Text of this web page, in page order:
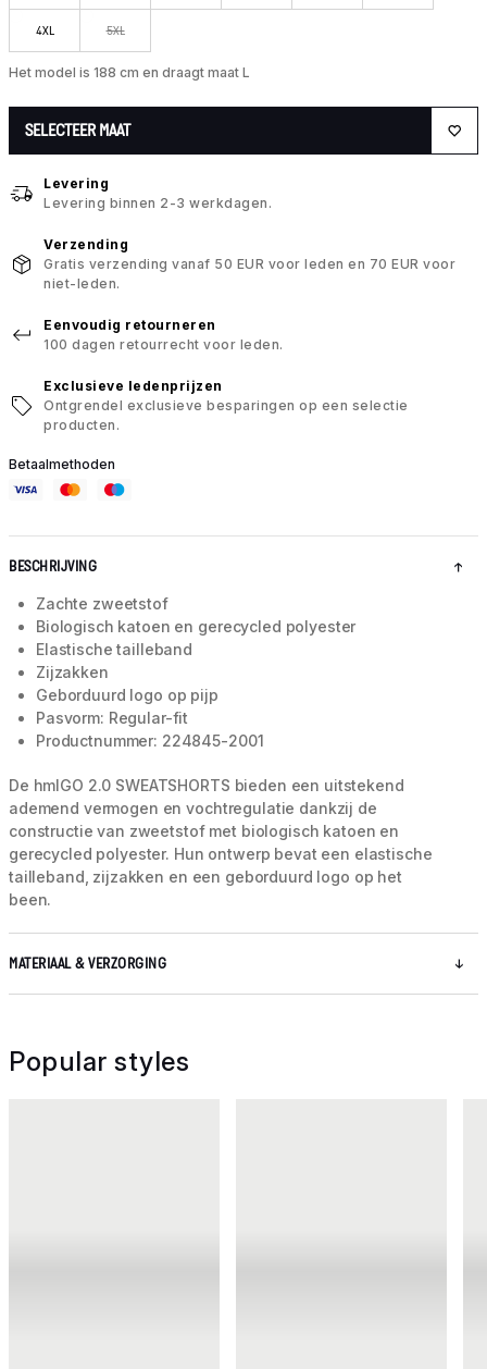
4XL 5XL
Het model is 188 cm en draagt maat L
SELECTEER MAAT
Levering
Levering binnen 2-3 werkdagen.
Verzending
Gratis verzending vanaf 50 EUR voor leden en 70 EUR voor
niet-leden.
Eenvoudig retourneren
100 dagen retourrecht voor leden.
Exclusieve ledenprijzen
Ontgrendel exclusieve besparingen op een selectie
producten.
Betaalmethoden
BESCHRIJVING
Zachte zweetstof
Biologisch katoen en gerecycled polyester
Elastische tailleband
Zijzakken
Geborduurd logo op pijp
Pasvorm: Regular-fit
Productnummer: 224845-2001
De hmlGO 2.0 SWEATSHORTS bieden een uitstekend
ademend vermogen en vochtregulatie dankzij de
constructie van zweetstof met biologisch katoen en
gerecycled polyester. Hun ontwerp bevat een elastische
tailleband, zijzakken en een geborduurd logo op het
been.
MATERIAAL & VERZORGING
Popular styles